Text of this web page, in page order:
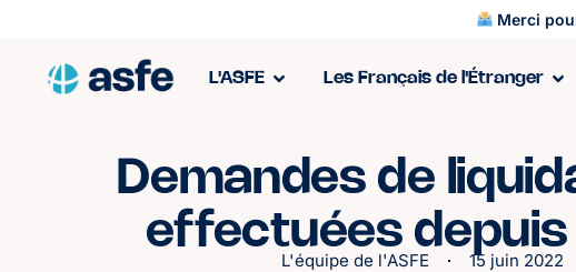
Merci
L'ASFE Les Français de l'Étranger
Demandes de
effectuées
L'équipe de l'ASFE 15 juin 2022